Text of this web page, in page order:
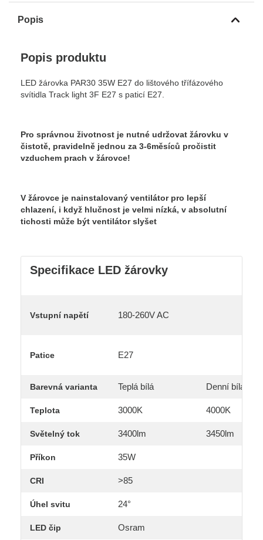
Popis
Popis produktu
LED žárovka PAR30 35W E27 do lištového třífázového
svítidla Track light 3F E27 s paticí E27.
Pro správnou životnost je nutné udržovat žárovku v
čistotě, pravidelně jednou za 3-6měsíců pročistit
vzduchem prach v žárovce!
V žárovce je nainstalovaný ventilátor pro lepší
chlazení, i když hlučnost je velmi nízká, v absolutní
tichosti může být ventilátor slyšet
Specifikace LED žárovky
Vstupní napětí 180-260V AC
Patice E27
Barevná varianta Teplá bílá Denní bílá
Teplota 3000K 4000K
Světelný tok 3400lm 3450lm
Příkon 35W
CRI >85
Úhel svitu 24°
LED čip Osram